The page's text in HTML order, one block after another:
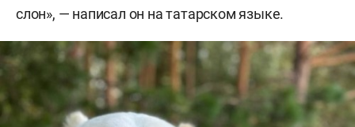
слон», — написал он на татарском языке.